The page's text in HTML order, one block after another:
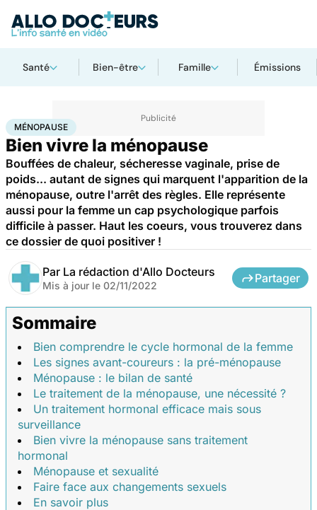
Santé Bien-être Famille Émissions
AccueilSantéMaladies Ménopause
MÉNOPAUSE
Bien vivre la ménopause
Bouffées de chaleur, sécheresse vaginale, prise de
poids... autant de signes qui marquent l'apparition de la
ménopause, outre l'arrêt des règles. Elle représente
aussi pour la femme un cap psychologique parfois
difficile à passer. Haut les coeurs, vous trouverez dans
ce dossier de quoi positiver !
Par La rédaction d'Allo Docteurs
Mis à jour le 02/11/2022
Partager
Sommaire
Bien comprendre le cycle hormonal de la femme
Les signes avant-coureurs : la pré-ménopause
Ménopause : le bilan de santé
Le traitement de la ménopause, une nécessité ?
Un traitement hormonal efficace mais sous
surveillance
Bien vivre la ménopause sans traitement
hormonal
Ménopause et sexualité
Faire face aux changements sexuels
En savoir plus